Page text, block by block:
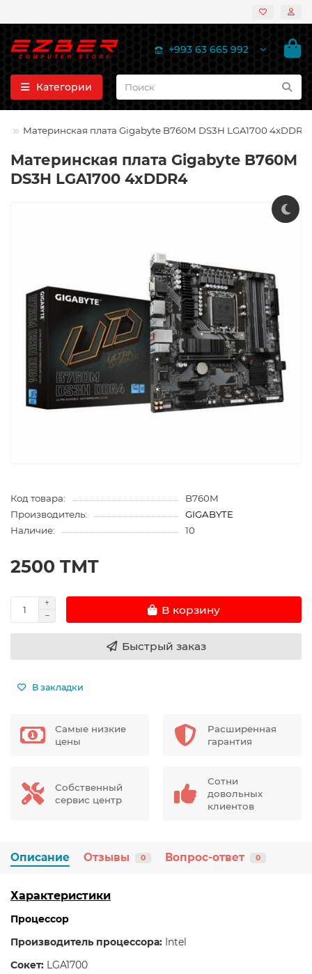
+993 63 665 992
Категории
Материнская плата Gigabyte B760M DS3H LGA1700 4xDDR4
Материнская плата Gigabyte B760M
DS3H LGA1700 4xDDR4
Код товара:
B760M
Производитель:
GIGABYTE
Наличие:
10
2500 TMT
В корзину
Быстрый заказ
В закладки
Самые низкие
цены
Расширенная
гарантия
Собственный
сервис центр
Сотни
довольных
клиентов
Описание Отзывы 0 Вопрос-ответ 0
Характеристики
Процессор
Производитель процессора: Intel
Сокет: LGA1700